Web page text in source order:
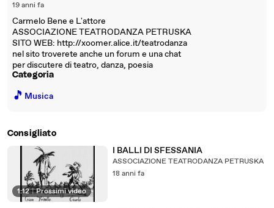
19 anni fa
Carmelo Bene e L'attore
ASSOCIAZIONE TEATRODANZA PETRUSKA
SITO WEB: http://xoomer.alice.it/teatrodanza
nel sito troverete anche un forum e una chat
per discutere di teatro, danza, poesia
Categoria
🎵 Musica
Consigliato
1:12 | Prossimi video
I BALLI DI SFESSANIA
ASSOCIAZIONE TEATRODANZA PETRUSKA
18 anni fa